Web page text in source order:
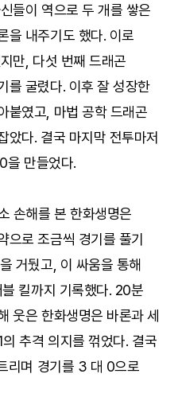
들이 역으로 두 개를 쌓은
을 내주기도 했다. 이로
만, 다섯 번째 드래곤
를 굴렸다. 이후 잘 성장한
붙였고, 마법 공학 드래곤
았다. 결국 마지막 전투마저
을 만들었다.
손해를 본 한화생명은
으로 조금씩 경기를 풀기
거뒀고, 이 싸움을 통해
킬까지 기록했다. 20분
웃은 한화생명은 바론과 세
추격 의지를 꺾었다. 결국
리며 경기를 3 대 0으로